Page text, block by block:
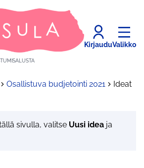
KirjauduValikko
Osallistuva budjetointi 2021 Ideat
sivulla, valitse Uusi idea ja